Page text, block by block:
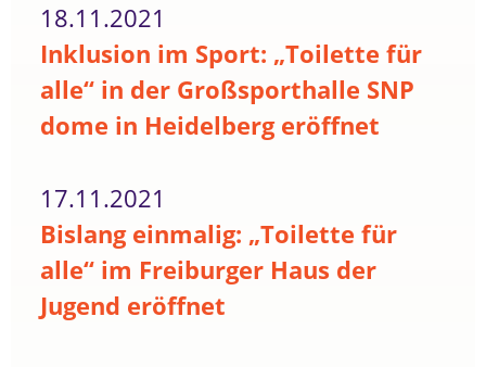
18.11.2021
Inklusion im Sport: „Toilette für
alle“ in der Großsporthalle SNP
dome in Heidelberg eröffnet
17.11.2021
Bislang einmalig: „Toilette für
alle“ im Freiburger Haus der
Jugend eröffnet